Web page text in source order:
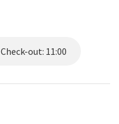
Check-out: 11:00